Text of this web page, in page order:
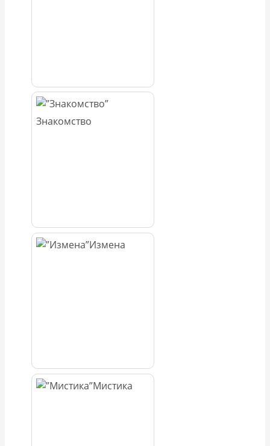
Знакомство
Измена
Мистика